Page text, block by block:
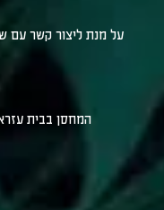
על מנת ליצור קשר עם
המחסן בבית